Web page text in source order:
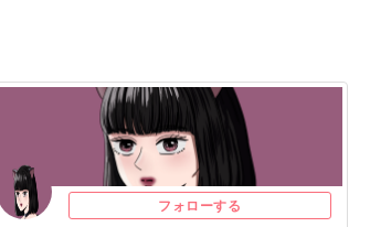
フォローする